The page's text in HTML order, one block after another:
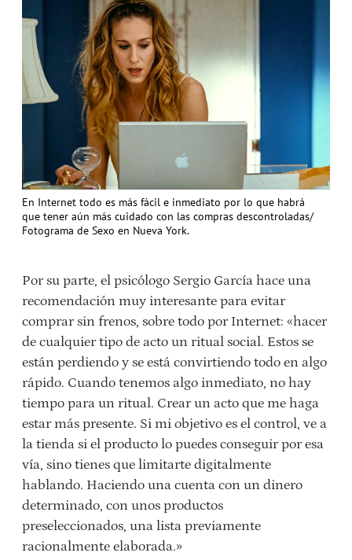
En Internet todo es más fácil e inmediato por lo que habrá
que tener aún más cuidado con las compras descontroladas/
Fotograma de Sexo en Nueva York.
Por su parte, el psicólogo Sergio García hace una
recomendación muy interesante para evitar
comprar sin frenos, sobre todo por Internet: «hacer
de cualquier tipo de acto un ritual social. Estos se
están perdiendo y se está convirtiendo todo en algo
rápido. Cuando tenemos algo inmediato, no hay
tiempo para un ritual. Crear un acto que me haga
estar más presente. Si mi objetivo es el control, ve a
la tienda si el producto lo puedes conseguir por esa
vía, sino tienes que limitarte digitalmente
hablando. Haciendo una cuenta con un dinero
determinado, con unos productos
preseleccionados, una lista previamente
racionalmente elaborada.»